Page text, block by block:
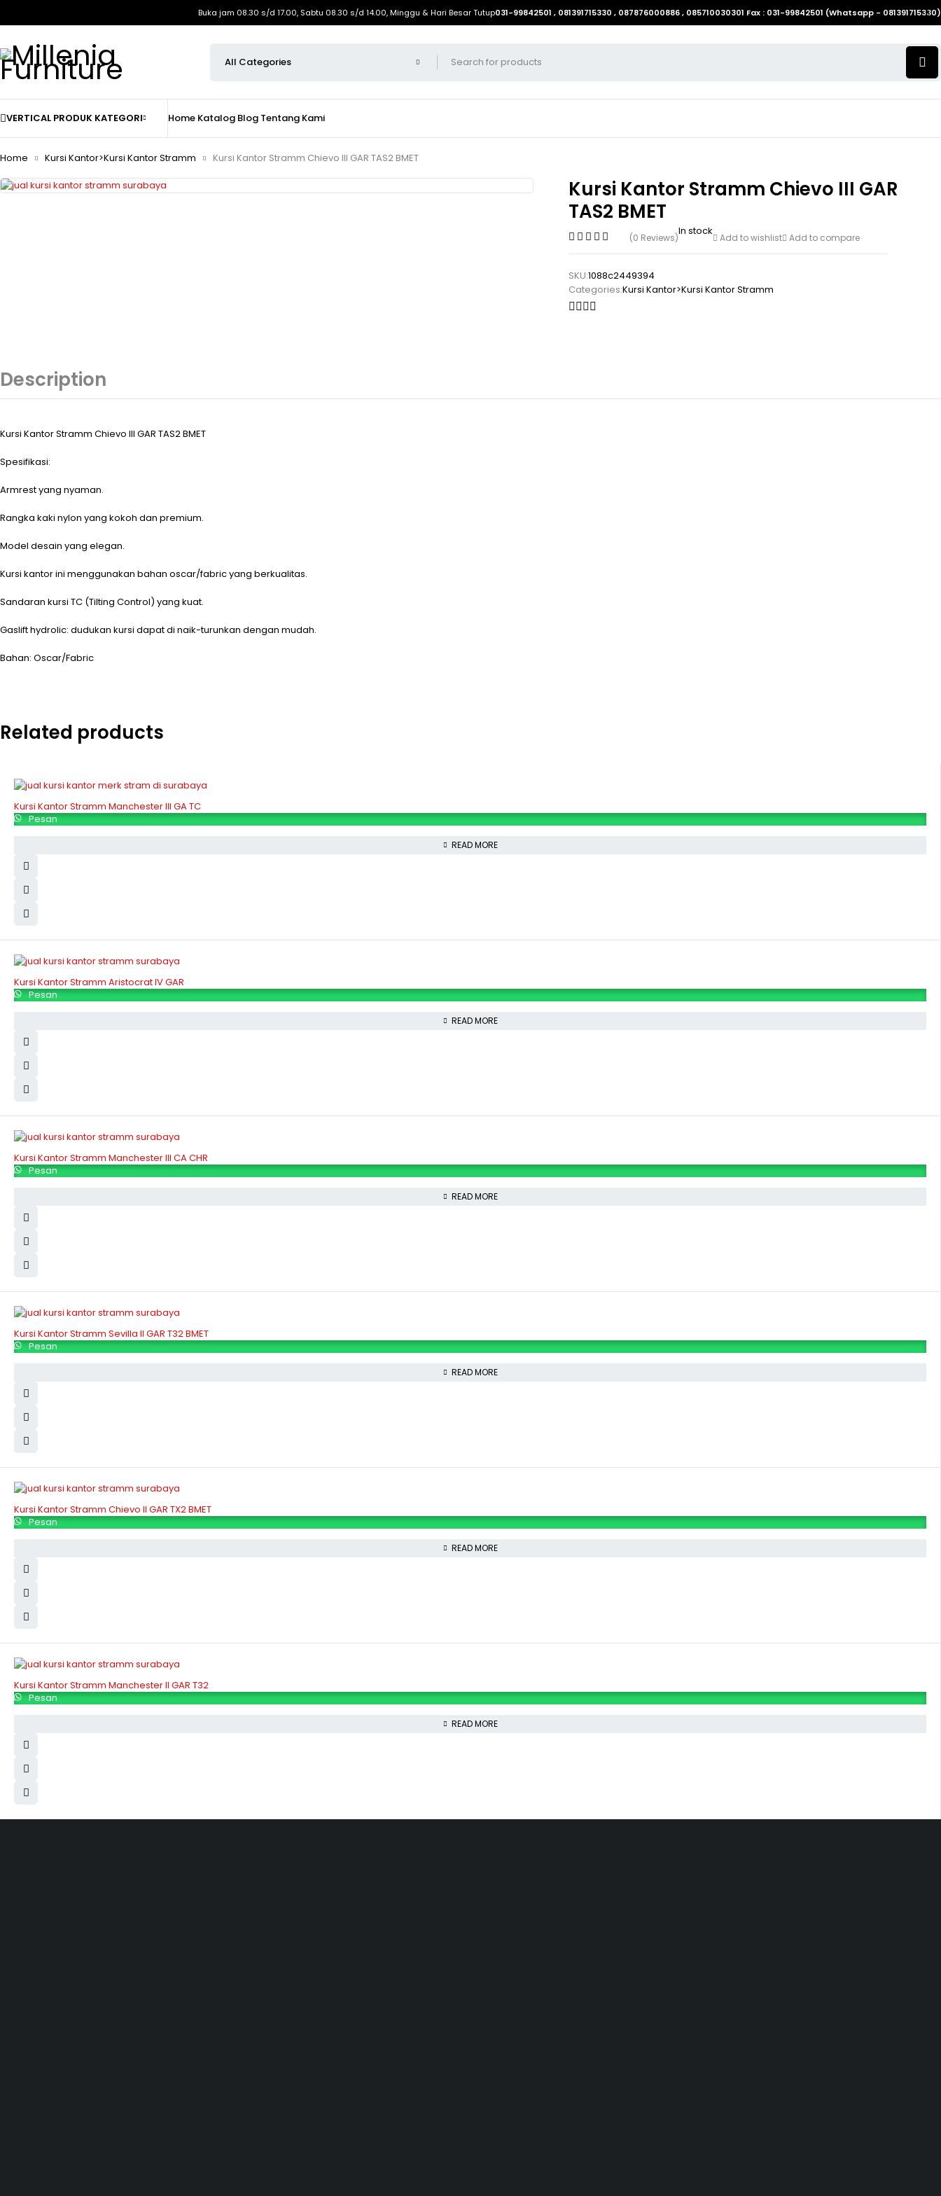
Buka jam 08.30 s/d 17.00, Sabtu 08.30 s/d 14.00, Minggu & Hari Besar Tutup031-99842501 , 081391715330 , 087876000886 , 085710030301 Fax : 031-99842501 (Whatsapp - 081391715330)
VERTICAL PRODUK KATEGORI Home Katalog Blog Tentang Kami
Home Kursi Kantor>Kursi Kantor Stramm Kursi Kantor Stramm Chievo III GAR TAS2 BMET
Kursi Kantor Stramm Chievo III GAR
TAS2 BMET
(0 Reviews)
In stock
Add to wishlist Add to compare
SKU:1088c2449394
Categories:Kursi Kantor>Kursi Kantor Stramm
Description
Kursi Kantor Stramm Chievo III GAR TAS2 BMET
Spesifikasi:
Armrest yang nyaman.
Rangka kaki nylon yang kokoh dan premium.
Model desain yang elegan.
Kursi kantor ini menggunakan bahan oscar/fabric yang berkualitas.
Sandaran kursi TC (Tilting Control) yang kuat.
Gaslift hydrolic: dudukan kursi dapat di naik-turunkan dengan mudah.
Bahan: Oscar/Fabric
Related products
Kursi Kantor Stramm Manchester III GA TC
Pesan
READ MORE
Kursi Kantor Stramm Aristocrat IV GAR
Pesan
READ MORE
Kursi Kantor Stramm Manchester III CA CHR
Pesan
READ MORE
Kursi Kantor Stramm Sevilla II GAR T32 BMET
Pesan
READ MORE
Kursi Kantor Stramm Chievo II GAR TX2 BMET
Pesan
READ MORE
Kursi Kantor Stramm Manchester II GAR T32
Pesan
READ MORE